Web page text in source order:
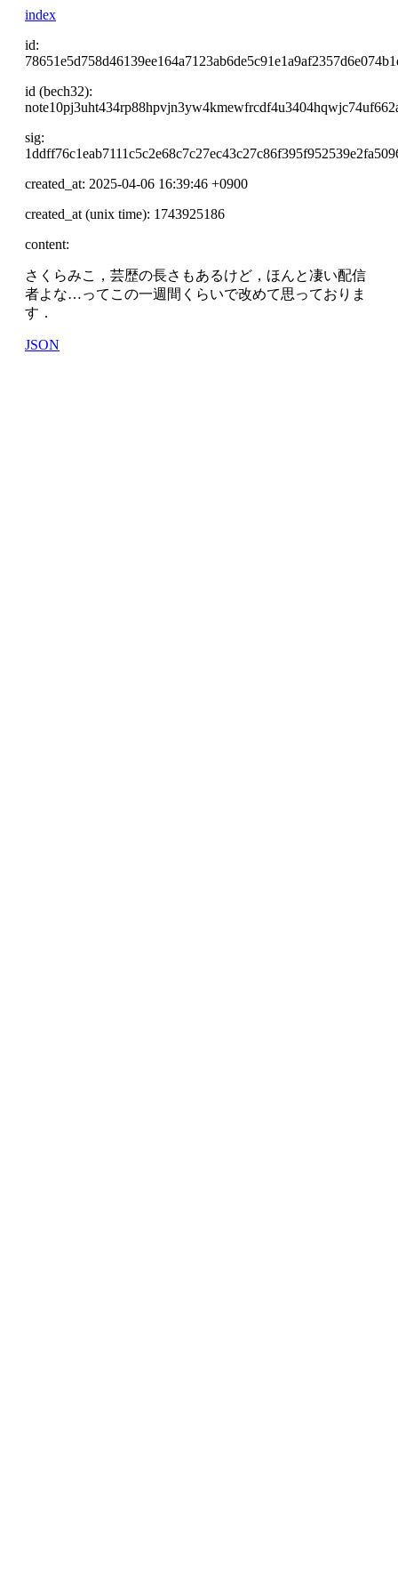
index
id:
id (bech32):
sig:
created_at: 2025-04-06 16:39:46 +0900
created_at (unix time): 1743925186
content:
さくらみこ，芸歴の長さもあるけど，ほんと凄い配信
者よな…ってこの一週間くらいで改めて思っておりま
す．
JSON